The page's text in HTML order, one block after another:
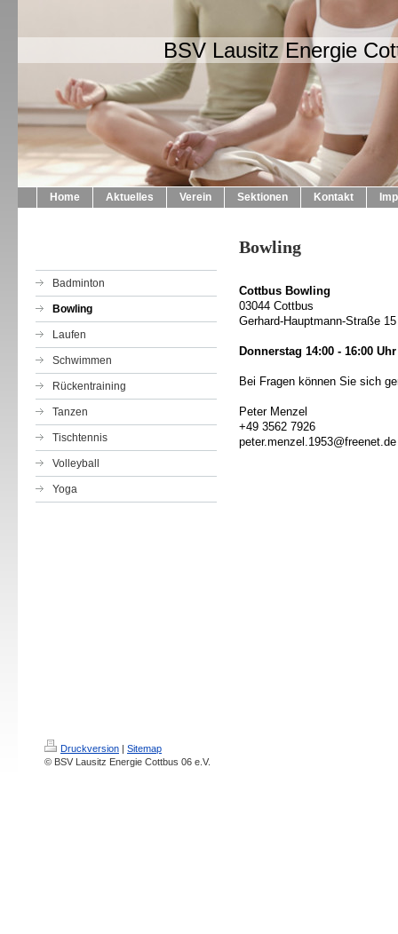
BSV Lausitz Energie
Home Aktuelles Verein Sektionen Kontakt
Badminton
Bowling
Laufen
Schwimmen
Rückentraining
Tanzen
Tischtennis
Volleyball
Yoga
Bowling
Cottbus Bowling
03044 Cottbus
Gerhard-Hauptmann-Straße 15
Donnerstag 14:00 - 16:00
Bei Fragen können Sie sich
Peter Menzel
+49 3562 7926
peter.menzel.1953@freenet.de
Druckversion | Sitemap
© BSV Lausitz Energie Cottbus 06 e.V.